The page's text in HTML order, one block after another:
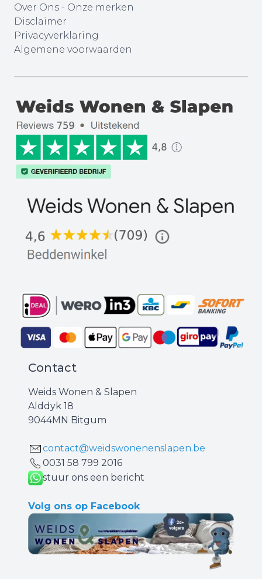
Over Ons - Onze merken
Disclaimer
Privacyverklaring
Algemene voorwaarden
Contact
Weids Wonen & Slapen
Alddyk 18
9044MN Bitgum
contact@weidswonenenslapen.be
0031 ‪58 799 2016‬
stuur ons een bericht
Volg ons op Facebook